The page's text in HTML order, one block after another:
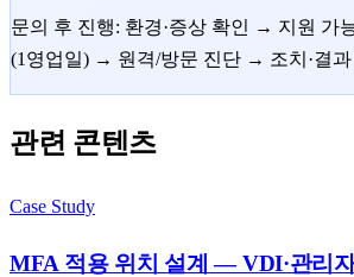
문의 후 진행: 환경·증상 확인 → 지원 가
(1영업일) → 원격/방문 진단 → 조치·결과
관련 콘텐츠
Case Study
MFA 적용 위치 설계 — VDI·관리자